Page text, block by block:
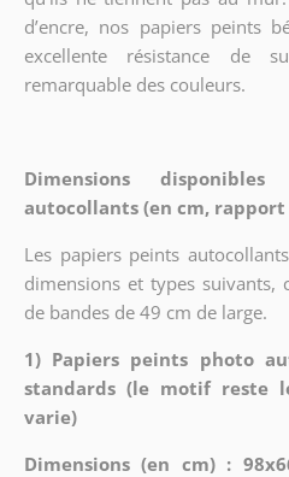
d’encre, nos papiers peints
excellente résistance de
remarquable des couleurs.
Dimensions
autocollants (en cm,
Les papiers peints
dimensions et types suivants,
de bandes de 49 cm de large.
1) Papiers peints photo
standards (le motif reste
varie)
Dimensions (en cm) :